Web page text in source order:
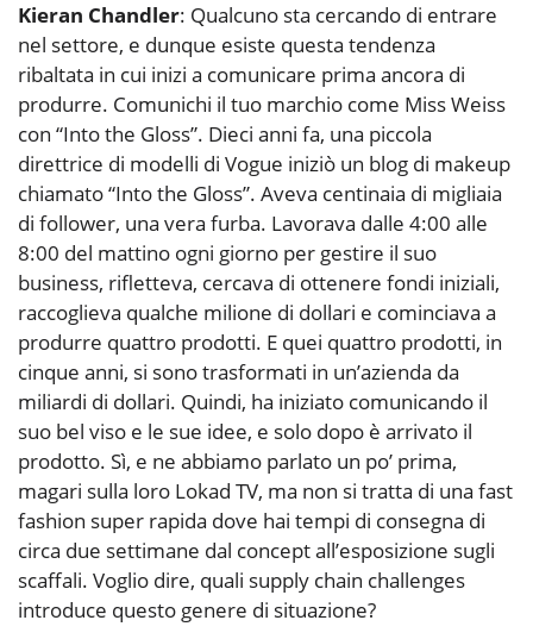
Kieran Chandler: Qualcuno sta cercando di entrare
nel settore, e dunque esiste questa tendenza
ribaltata in cui inizi a comunicare prima ancora di
produrre. Comunichi il tuo marchio come Miss Weiss
con “Into the Gloss”. Dieci anni fa, una piccola
direttrice di modelli di Vogue iniziò un blog di makeup
chiamato “Into the Gloss”. Aveva centinaia di migliaia
di follower, una vera furba. Lavorava dalle 4:00 alle
8:00 del mattino ogni giorno per gestire il suo
business, rifletteva, cercava di ottenere fondi iniziali,
raccoglieva qualche milione di dollari e cominciava a
produrre quattro prodotti. E quei quattro prodotti, in
cinque anni, si sono trasformati in un’azienda da
miliardi di dollari. Quindi, ha iniziato comunicando il
suo bel viso e le sue idee, e solo dopo è arrivato il
prodotto. Sì, e ne abbiamo parlato un po’ prima,
magari sulla loro Lokad TV, ma non si tratta di una fast
fashion super rapida dove hai tempi di consegna di
circa due settimane dal concept all’esposizione sugli
scaffali. Voglio dire, quali supply chain challenges
introduce questo genere di situazione?